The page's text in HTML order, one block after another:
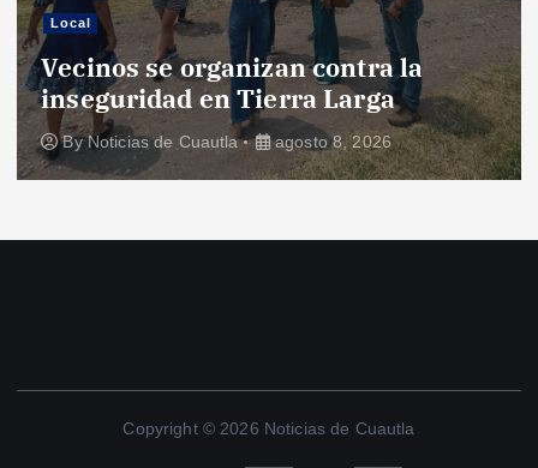
Local
Vecinos se organizan contra la
inseguridad en Tierra Larga
ByNoticias de Cuautla agosto 8, 2026
Copyright © 2026 Noticias de Cuautla